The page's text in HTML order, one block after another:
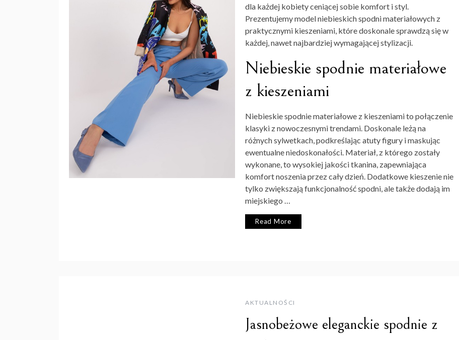
dla każdej kobiety ceniącej sobie komfort i styl.
Prezentujemy model niebieskich spodni materiałowych z
praktycznymi kieszeniami, które doskonale sprawdzą się w
każdej, nawet najbardziej wymagającej stylizacji.
Niebieskie spodnie materiałowe
z kieszeniami
Niebieskie spodnie materiałowe z kieszeniami to połączenie
klasyki z nowoczesnymi trendami. Doskonale leżą na
różnych sylwetkach, podkreślając atuty figury i maskując
ewentualne niedoskonałości. Materiał, z którego zostały
wykonane, to wysokiej jakości tkanina, zapewniająca
komfort noszenia przez cały dzień. Dodatkowe kieszenie nie
tylko zwiększają funkcjonalność spodni, ale także dodają im
miejskiego …
Read More
AKTUALNOŚCI
Jasnobeżowe eleganckie spodnie z